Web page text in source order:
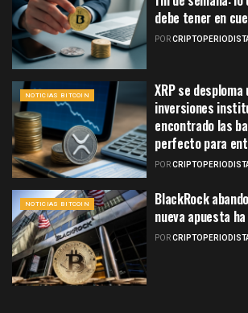
debe tener en
POR
NOTICIAS BITCOIN
XRP se
inversiones
encontrado las
perfecto para
POR
NOTICIAS BITCOIN
BlackRock
nueva apuesta
POR